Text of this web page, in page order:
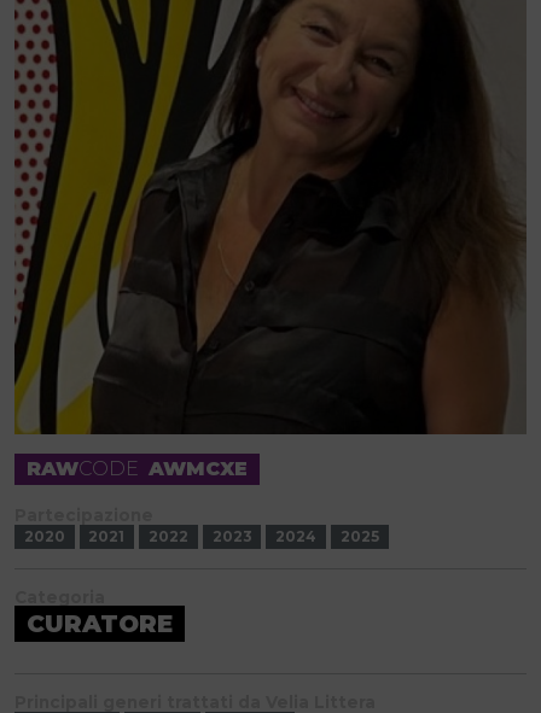
RAWCODE AWMCXE
2020 2021 2022 2023 2024 2025
CURATORE